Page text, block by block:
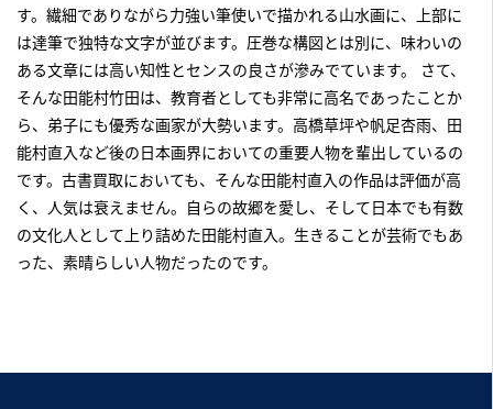
す。繊細でありながら力強い筆使いで描かれる山水画に、上部に
は達筆で独特な文字が並びます。圧巻な構図とは別に、味わいの
ある文章には高い知性とセンスの良さが滲みでています。 さて、
そんな田能村竹田は、教育者としても非常に高名であったことか
ら、弟子にも優秀な画家が大勢います。高橋草坪や帆足杏雨、田
能村直入など後の日本画界においての重要人物を輩出しているの
です。古書買取においても、そんな田能村直入の作品は評価が高
く、人気は衰えません。自らの故郷を愛し、そして日本でも有数
の文化人として上り詰めた田能村直入。生きることが芸術でもあ
った、素晴らしい人物だったのです。